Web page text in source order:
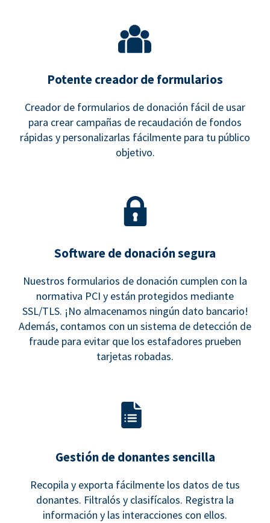
Potente creador de formularios
Creador de formularios de donación fácil de usar
para crear campañas de recaudación de fondos
rápidas y personalizarlas fácilmente para tu público
objetivo.
Software de donación segura
Nuestros formularios de donación cumplen con la
normativa PCI y están protegidos mediante
SSL/TLS. ¡No almacenamos ningún dato bancario!
Además, contamos con un sistema de detección de
fraude para evitar que los estafadores prueben
tarjetas robadas.
Gestión de donantes sencilla
Recopila y exporta fácilmente los datos de tus
donantes. Filtralós y clasifícalos. Registra la
información y las interacciones con ellos.